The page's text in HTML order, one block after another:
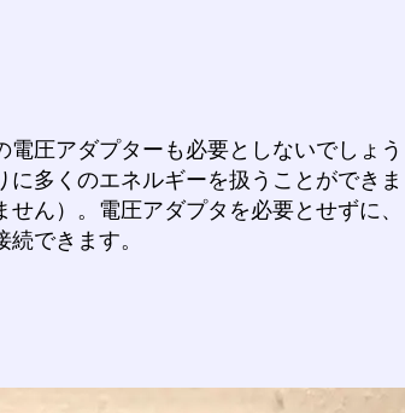
圧アダプターも必要としないでしょう
多くのエネルギーを扱うことができま
ん）。電圧アダプタを必要とせずに、
できます。